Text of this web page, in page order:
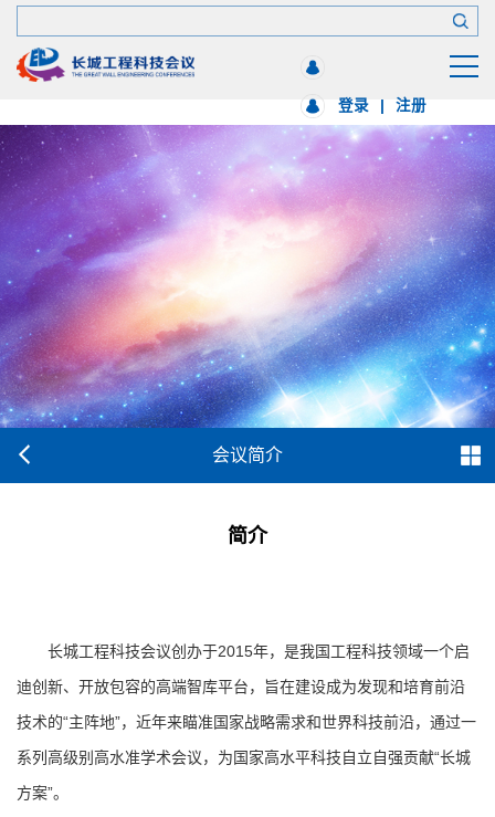
登录 注册
会议简介
简介
长城工程科技会议创办于2015年，是我国工程科技领域一个启
迪创新、开放包容的高端智库平台，旨在建设成为发现和培育前沿
技术的“主阵地”，近年来瞄准国家战略需求和世界科技前沿，通过一
系列高级别高水准学术会议，为国家高水平科技自立自强贡献“长城
方案”。